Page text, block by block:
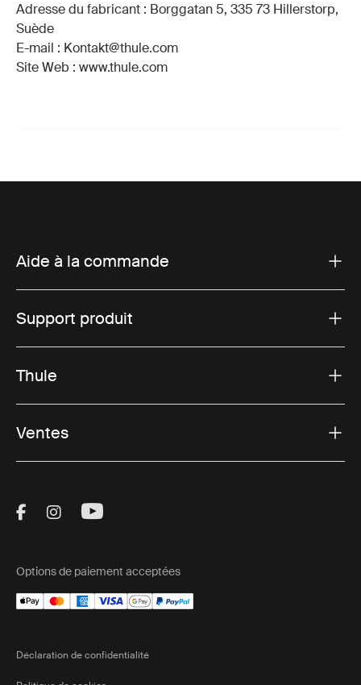
Adresse du fabricant : Borggatan 5, 335 73 Hillerstorp,
Suède
E-mail : Kontakt@thule.com
Site Web : www.thule.com
Aide à la commande
Support produit
Thule
Ventes
Visit Thule on Facebook (external link)
Visit Thule on Instagram (external link)
Visit Thule on Youtube (external
Options de paiement acceptées
Déclaration de confidentialité